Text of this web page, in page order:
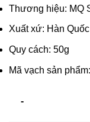
Thương hiệu: MQ
Xuất xứ: Hàn Quốc
Quy cách: 50g
Mã vạch sản